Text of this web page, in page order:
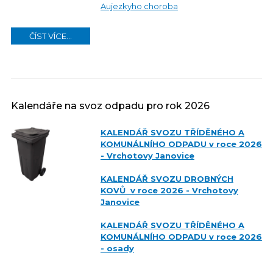
Aujezkyho choroba
ČÍST VÍCE...
Kalendáře na svoz odpadu pro rok 2026
KALENDÁŘ SVOZU TŘÍDĚNÉHO A
KOMUNÁLNÍHO ODPADU v roce 2026
- Vrchotovy Janovice
KALENDÁŘ SVOZU DROBNÝCH
KOVŮ v roce 2026 - Vrchotovy
Janovice
KALENDÁŘ SVOZU TŘÍDĚNÉHO A
KOMUNÁLNÍHO ODPADU v roce 2026
- osady